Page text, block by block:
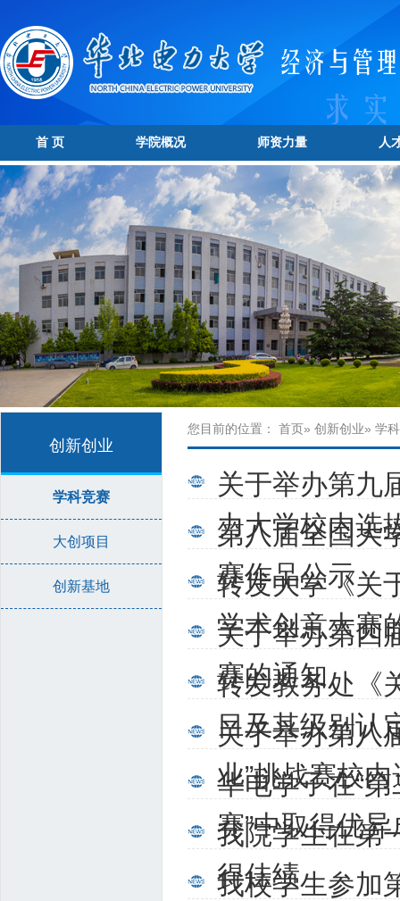
首 页 学院概况 师资力量 人
创新创业
学科竞赛
大创项目
创新基地
您目前的位置： 首页» 创新创业» 学
关于举办第九
力大学校内选
第八届全国大
赛作品公示
转发大学《关
学术创意大赛
关于举办第四
赛的通知
转发教务处《
目及其级别认
关于举办第八
业”挑战赛校
华电学子在“
赛”中取得优
我院学生在第
得佳绩
我校学生参加